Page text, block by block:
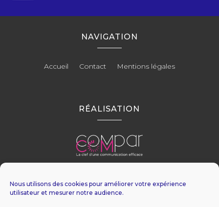
Nous utilisons des cookies pour améliorer votre expérience
utilisateur et mesurer notre audience.
NAVIGATION
Accueil Contact Mentions légales
RÉALISATION